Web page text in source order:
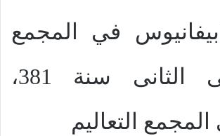
في المجمع
المسكونى الثانى سنة 381،
التعاليم